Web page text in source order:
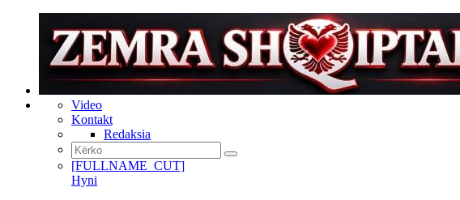
Video
Kontakt
Redaksia
[FULLNAME_CUT]
Hyni